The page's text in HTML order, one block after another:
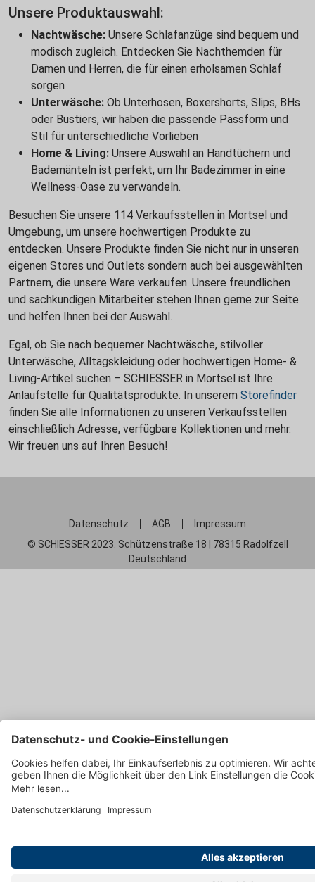
Unsere Produktauswahl:
Nachtwäsche: Unsere Schlafanzüge sind bequem und
modisch zugleich. Entdecken Sie Nachthemden für
Damen und Herren, die für einen erholsamen Schlaf
sorgen
Unterwäsche: Ob Unterhosen, Boxershorts, Slips, BHs
oder Bustiers, wir haben die passende Passform und
Stil für unterschiedliche Vorlieben
Home & Living: Unsere Auswahl an Handtüchern und
Bademänteln ist perfekt, um Ihr Badezimmer in eine
Wellness-Oase zu verwandeln.
Besuchen Sie unsere 114 Verkaufsstellen in Mortsel und
Umgebung, um unsere hochwertigen Produkte zu
entdecken. Unsere Produkte finden Sie nicht nur in unseren
eigenen Stores und Outlets sondern auch bei ausgewählten
Partnern, die unsere Ware verkaufen. Unsere freundlichen
und sachkundigen Mitarbeiter stehen Ihnen gerne zur Seite
und helfen Ihnen bei der Auswahl.
Egal, ob Sie nach bequemer Nachtwäsche, stilvoller
Unterwäsche, Alltagskleidung oder hochwertigen Home- &
Living-Artikel suchen – SCHIESSER in Mortsel ist Ihre
Anlaufstelle für Qualitätsprodukte. In unserem Storefinder
finden Sie alle Informationen zu unseren Verkaufsstellen
einschließlich Adresse, verfügbare Kollektionen und mehr.
Wir freuen uns auf Ihren Besuch!
Datenschutz AGB
Impressum
© SCHIESSER 2023. Schützenstraße 18 | 78315 Radolfzell
Deutschland